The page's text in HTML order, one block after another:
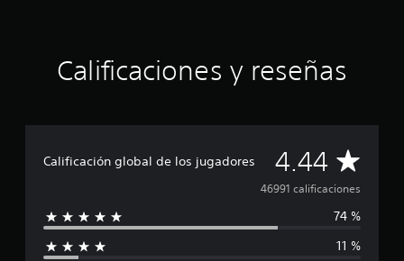
Calificaciones y reseñas
Calificación global de los jugadores 4.44 C
a
46991 calificaciones
74 %
11 %